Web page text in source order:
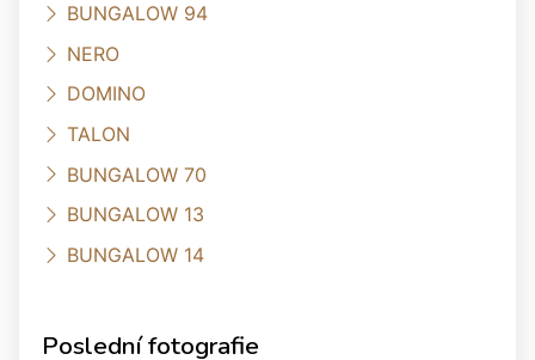
BUNGALOW 94
NERO
DOMINO
TALON
BUNGALOW 70
BUNGALOW 13
BUNGALOW 14
Poslední fotografie